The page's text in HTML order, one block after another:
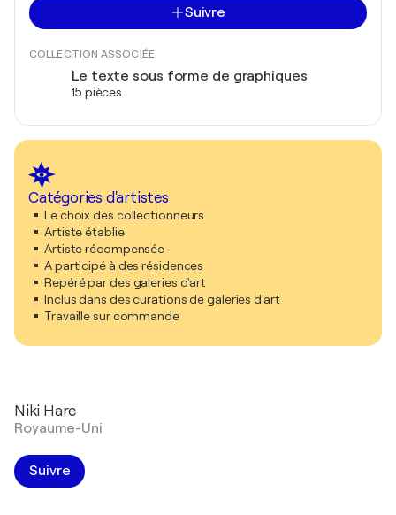
Suivre
COLLECTION ASSOCIÉE
Le texte sous forme de graphiques
15 pièces
Catégories d'artistes
Le choix des collectionneurs
Artiste établie
Artiste récompensée
A participé à des résidences
Repéré par des galeries d'art
Inclus dans des curations de galeries d'art
Travaille sur commande
Niki Hare
Royaume-Uni
Suivre